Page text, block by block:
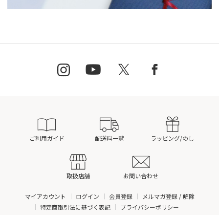
ご利用ガイド 配送料一覧 ラッピング/のし
取扱店舗 お問い合わせ
マイアカウント ログイン 会員登録
メルマガ登録 / 解除
特定商取引法に基づく表記
プライバシーポリシー